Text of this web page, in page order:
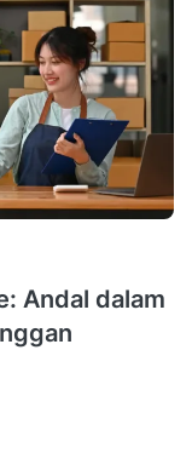
Andal dalam